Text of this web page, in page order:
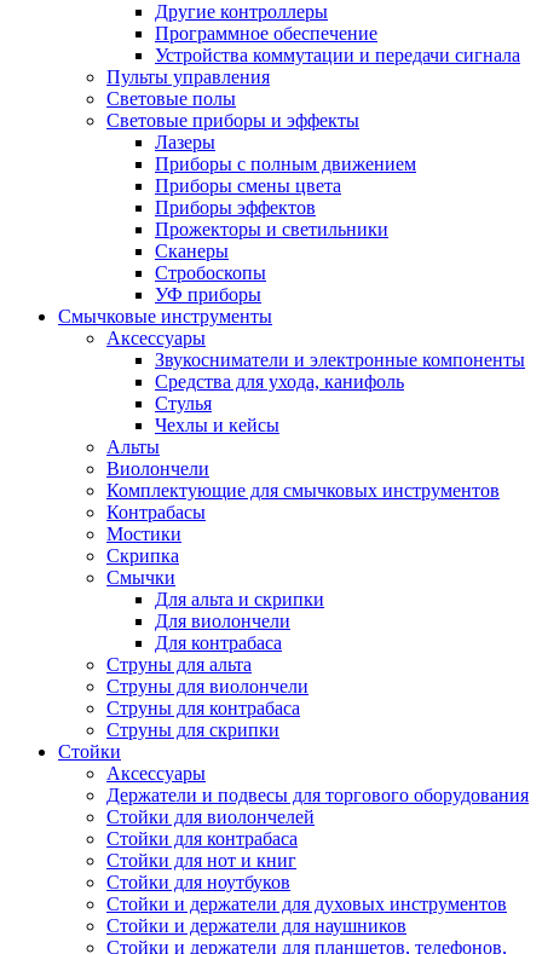
Другие контроллеры
Программное обеспечение
Устройства коммутации и передачи сигнала
Пульты управления
Световые полы
Световые приборы и эффекты
Лазеры
Приборы с полным движением
Приборы смены цвета
Приборы эффектов
Прожекторы и светильники
Сканеры
Стробоскопы
УФ приборы
Смычковые инструменты
Аксессуары
Звукосниматели и электронные компоненты
Средства для ухода, канифоль
Стулья
Чехлы и кейсы
Альты
Виолончели
Комплектующие для смычковых инструментов
Контрабасы
Мостики
Скрипка
Смычки
Для альта и скрипки
Для виолончели
Для контрабаса
Струны для альта
Струны для виолончели
Струны для контрабаса
Струны для скрипки
Стойки
Аксессуары
Держатели и подвесы для торгового оборудования
Стойки для виолончелей
Стойки для контрабаса
Стойки для нот и книг
Стойки для ноутбуков
Стойки и держатели для духовых инструментов
Стойки и держатели для наушников
Стойки и держатели для планшетов, телефонов,